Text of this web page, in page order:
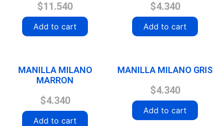
$11.540
Add to cart
$4.340
Add to cart
MANILLA MILANO
MARRON
$4.340
Add to cart
MANILLA MILANO GRIS
$4.340
Add to cart